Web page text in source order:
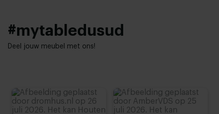
#mytabledusud
Deel jouw meubel met ons!